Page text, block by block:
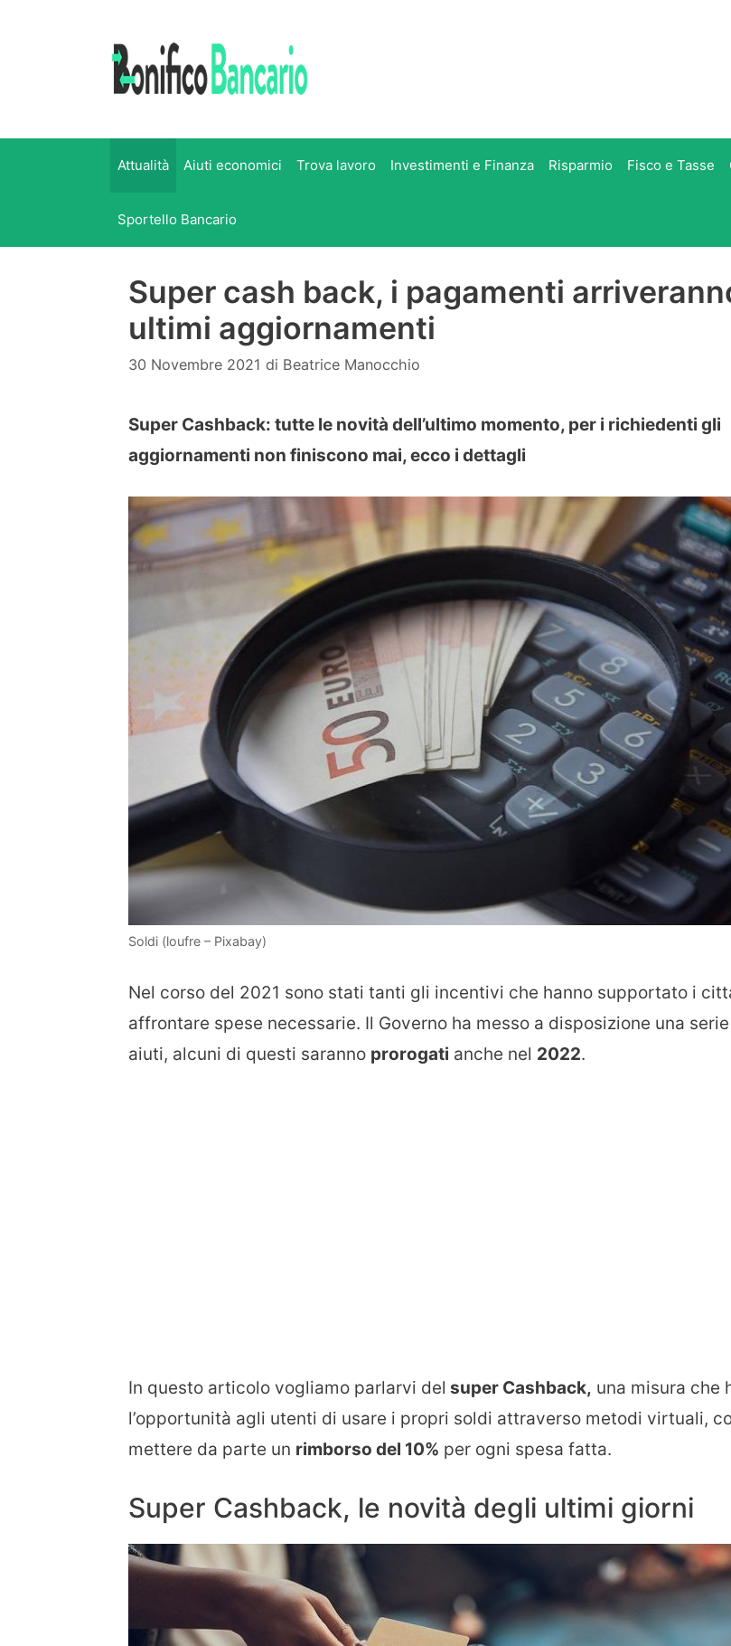
Attualità Aiuti economici Trova lavoro Investimenti e Finanza Risparmio Fisco e Tasse
Sportello Bancario
Super cash back, i pagamenti
ultimi aggiornamenti
30 Novembre 2021 di Beatrice Manocchio
Super Cashback: tutte le novità dell’ultimo momento, per i richiedenti gli
aggiornamenti non finiscono mai, ecco i dettagli
Soldi (loufre – Pixabay)
Nel corso del 2021 sono stati tanti gli incentivi che hanno supportato i
affrontare spese necessarie. Il Governo ha messo a disposizione una
aiuti, alcuni di questi saranno prorogati anche nel 2022.
In questo articolo vogliamo parlarvi del super Cashback, una misura che
l’opportunità agli utenti di usare i propri soldi attraverso metodi virtuali,
mettere da parte un rimborso del 10% per ogni spesa fatta.
Super Cashback, le novità degli ultimi giorni